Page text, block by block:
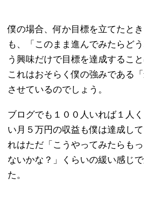
僕の場合、何か目標を立てたと
も、「このまま進んでみたらど
う興味だけで目標を達成すること
これはおそらく僕の強みである
させているのでしょう。
ブログでも１００人いれば１人
い月５万円の収益も僕は達成し
れはただ「こうやってみたらも
ないかな？」くらいの緩い感じ
た。